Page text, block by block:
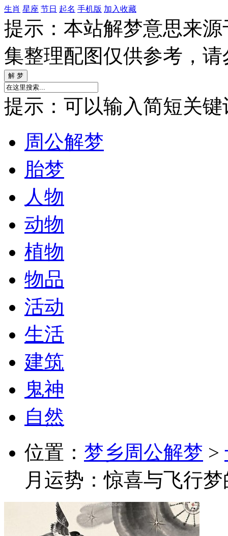
生肖 星座 节日 起名 手机版 加入收藏
提示：本站解梦意思来
集整理配图仅供参考，
提示：可以输入简短关键
周公解梦
胎梦
人物
动物
植物
物品
活动
生活
建筑
鬼神
自然
位置： 梦乡周公解梦 >
月运势：惊喜与飞行